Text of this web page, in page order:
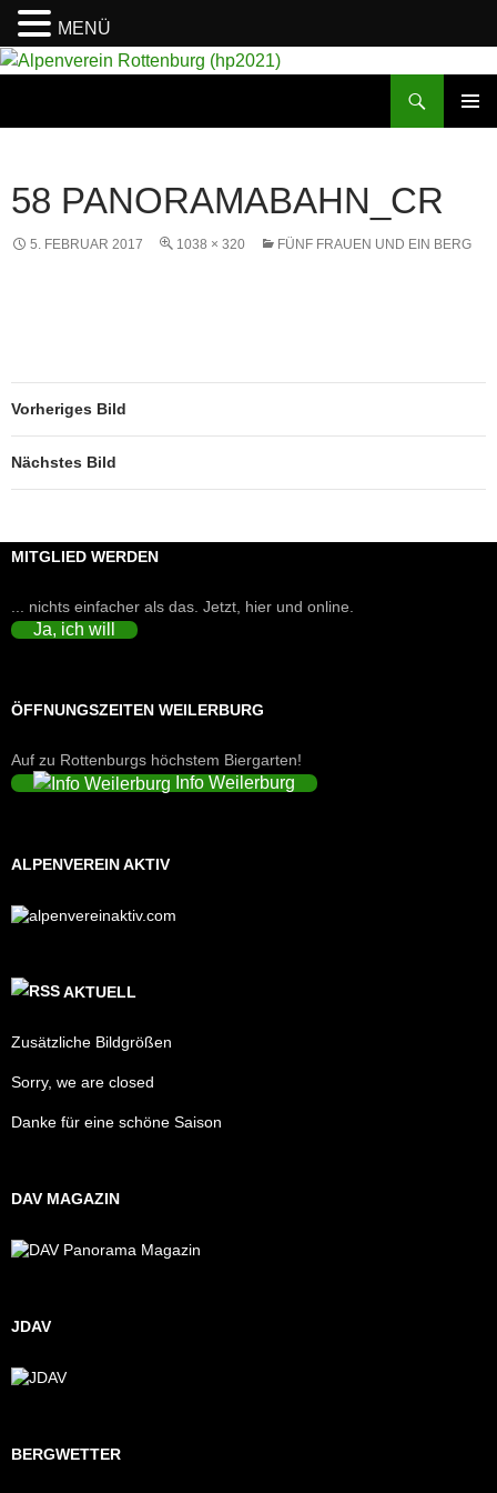
58 PANORAMABAHN_CR
5. FEBRUAR 2017 1038 × 320 FÜNF FRAUEN UND EIN BERG
Vorheriges Bild
Nächstes Bild
MITGLIED WERDEN
... nichts einfacher als das. Jetzt, hier und online.
Ja, ich will
ÖFFNUNGSZEITEN WEILERBURG
Auf zu Rottenburgs höchstem Biergarten!
Info Weilerburg
ALPENVEREIN AKTIV
AKTUELL
Zusätzliche Bildgrößen
Sorry, we are closed
Danke für eine schöne Saison
DAV MAGAZIN
JDAV
BERGWETTER
MENÜ